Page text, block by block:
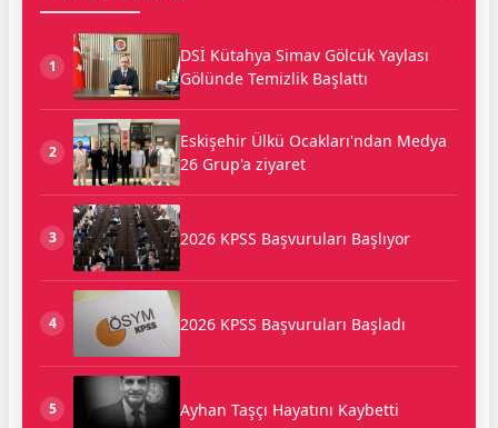
1
DSİ Kütahya Simav Gölcük Yaylası
Gölünde Temizlik Başlattı
2
Eskişehir Ülkü Ocakları'ndan Medya
26 Grup'a ziyaret
3 2026 KPSS Başvuruları Başlıyor
4 2026 KPSS Başvuruları Başladı
5 Ayhan Taşçı Hayatını Kaybetti